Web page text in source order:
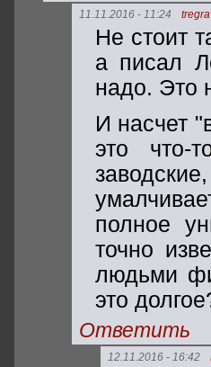
11.11.2016 - 11:24
Не стоит
а писал
надо. Это
И насчет
это что-
полное
точно
людьми
это
Ответить
12.11.2016 - 16:42